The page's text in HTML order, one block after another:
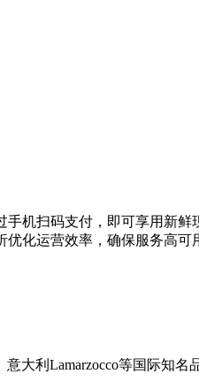
机扫码支付，即可享用新鲜
化运营效率，确保服务高
大利Lamarzocco等国际知